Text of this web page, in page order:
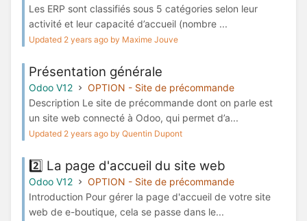
Les ERP sont classifiés sous 5 catégories selon leur
activité et leur capacité d’accueil (nombre ...
Updated 2 years ago by Maxime Jouve
Présentation générale
Odoo V12
OPTION - Site de précommande
Description Le site de précommande dont on parle est
un site web connecté à Odoo, qui permet d’a...
Updated 2 years ago by Quentin Dupont
2️⃣ La page d'accueil du site web
Odoo V12
OPTION - Site de précommande
Introduction Pour gérer la page d'accueil de votre site
web de e-boutique, cela se passe dans le...